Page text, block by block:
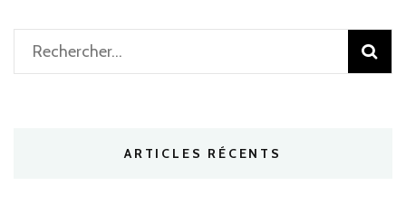
Rechercher :
ARTICLES RÉCENTS